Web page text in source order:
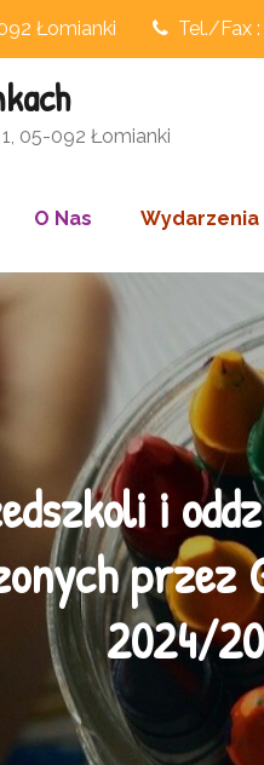
Łomianki Tel./Fax :
05-092 Łomianki
O Nas Wydarzenia
i
2024/